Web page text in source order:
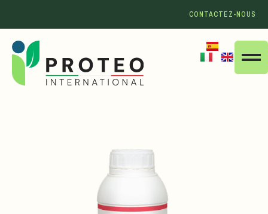
CONTACTEZ-NOUS